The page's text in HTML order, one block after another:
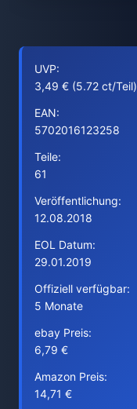
UVP:
3,49 € (5.72 ct/Teil)
EAN:
5702016123258
Teile:
61
Veröffentlichung:
12.08.2018
EOL Datum:
29.01.2019
Offiziell verfügbar:
5 Monate
ebay Preis:
6,79 €
Amazon Preis:
14,71 €